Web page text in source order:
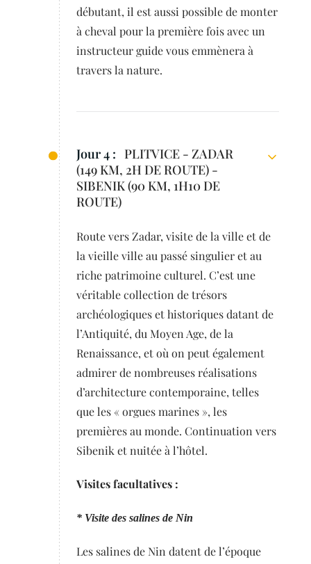
débutant, il est aussi possible de monter
à cheval pour la première fois avec un
instructeur guide vous emmènera à
travers la nature.
Jour 4 : PLITVICE - ZADAR
(149 KM, 2H DE ROUTE) -
SIBENIK (90 KM, 1H10 DE
ROUTE)
Route vers Zadar, visite de la ville et de
la vieille ville au passé singulier et au
riche patrimoine culturel. C’est une
véritable collection de trésors
archéologiques et historiques datant de
l’Antiquité, du Moyen Age, de la
Renaissance, et où on peut également
admirer de nombreuses réalisations
d’architecture contemporaine, telles
que les « orgues marines », les
premières au monde. Continuation vers
Sibenik et nuitée à l’hôtel.
Visites facultatives :
* Visite des salines de Nin
Les salines de Nin datent de l’époque